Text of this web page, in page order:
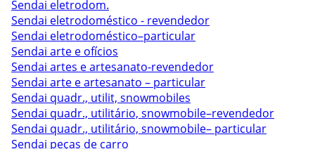
Sendai eletrodom.
Sendai eletrodoméstico - revendedor
Sendai eletrodoméstico–particular
Sendai arte e ofícios
Sendai artes e artesanato-revendedor
Sendai arte e artesanato – particular
Sendai quadr., utilit, snowmobiles
Sendai quadr., utilitário, snowmobile–revendedor
Sendai quadr., utilitário, snowmobile– particular
Sendai peças de carro